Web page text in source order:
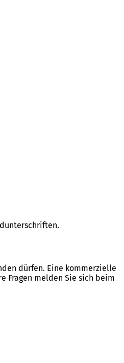
dürfen. Eine kommerzielle
Fragen melden Sie sich beim